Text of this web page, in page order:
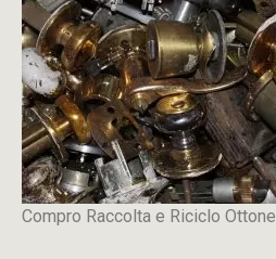
Compro Raccolta e Riciclo Ottone